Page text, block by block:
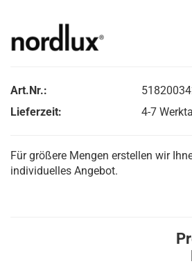
Art.Nr.:
Lieferzeit:
4-7
Für größere Mengen erstellen wir
individuelles Angebot.